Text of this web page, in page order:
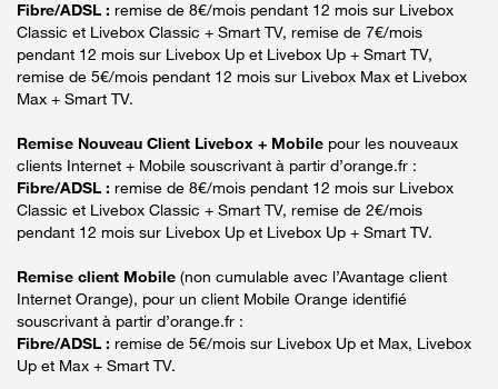
Fibre/ADSL : remise de 8€/mois pendant 12 mois sur Livebox
Classic et Livebox Classic + Smart TV, remise de 7€/mois
pendant 12 mois sur Livebox Up et Livebox Up + Smart TV,
remise de 5€/mois pendant 12 mois sur Livebox Max et Livebox
Max + Smart TV.
Remise Nouveau Client Livebox + Mobile pour les nouveaux
clients Internet + Mobile souscrivant à partir d’orange.fr :
Fibre/ADSL : remise de 8€/mois pendant 12 mois sur Livebox
Classic et Livebox Classic + Smart TV, remise de 2€/mois
pendant 12 mois sur Livebox Up et Livebox Up + Smart TV.
Remise client Mobile (non cumulable avec l’Avantage client
Internet Orange), pour un client Mobile Orange identifié
souscrivant à partir d’orange.fr :
Fibre/ADSL : remise de 5€/mois sur Livebox Up et Max, Livebox
Up et Max + Smart TV.